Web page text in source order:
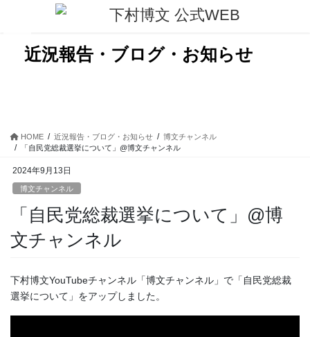
近況報告・ブログ・お知らせ
HOME 近況報告・ブログ・お知らせ
博文チャンネル
「自民党総裁選挙について」@博文チャンネル
2024年9月13日
博文チャンネル
「自民党総裁選挙について」@博
文チャンネル
下村博文YouTubeチャンネル「博文チャンネル」で「自民党総裁
選挙について」をアップしました。